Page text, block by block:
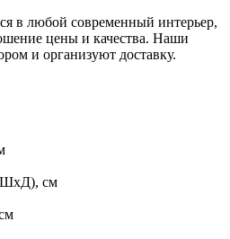
в любой современный интерьер,
цены и качества. Наши
и организуют доставку.
см